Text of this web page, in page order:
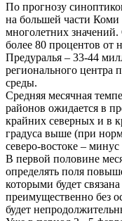
По прогнозу
на большей части Коми
многолетних
более 80 процентов от
Предуралья – 33-44
регионального центра
среды.
Средняя месячная
районов ожидается в
крайних северных и в
градуса выше (при
северо-востоке –
В первой половине
определять поля
которыми будет
преимущественно без
будет